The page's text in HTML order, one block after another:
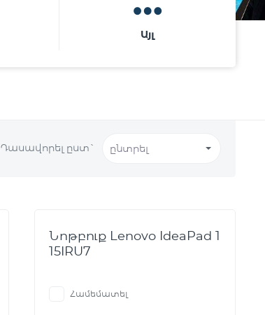
Այլ
Դասավորել ըստ` ընտրել
Նոթբուք Lenovo IdeaPad 1
15IRU7
Համեմատել